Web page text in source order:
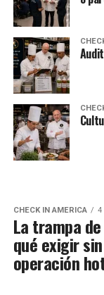
CHECK IN AMERICA 4
La trampa
qué exigir
operación